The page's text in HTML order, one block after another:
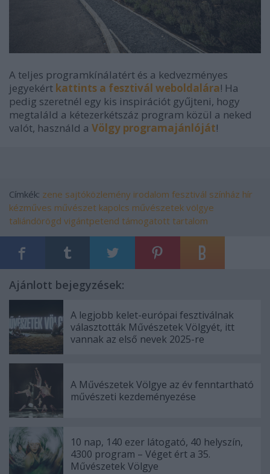
A teljes programkínálatért és a kedvezményes
jegyekért kattints a fesztivál weboldalára! Ha
pedig szeretnél egy kis inspirációt gyűjteni, hogy
megtaláld a kétezerkétszáz program közül a neked
valót, használd a Völgy programajánlóját!
Címkék: zene sajtóközlemény irodalom fesztivál színház hír
kézműves művészet kapolcs művészetek völgye
taliándörögd vigántpetend támogatott tartalom
Ajánlott bejegyzések:
A legjobb kelet-európai fesztiválnak
választották Művészetek Völgyét, itt
vannak az első nevek 2025-re
A Művészetek Völgye az év fenntartható
művészeti kezdeményezése
10 nap, 140 ezer látogató, 40 helyszín,
4300 program – Véget ért a 35.
Művészetek Völgye